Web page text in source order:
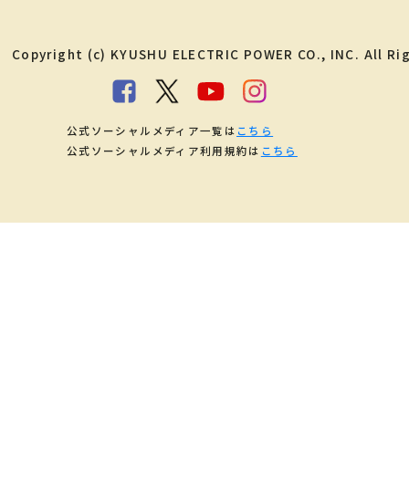
Copyright (c) KYUSHU ELECTRIC POWER CO., INC. All
公式ソーシャルメディア一覧は こちら
公式ソーシャルメディア利用規約は こちら